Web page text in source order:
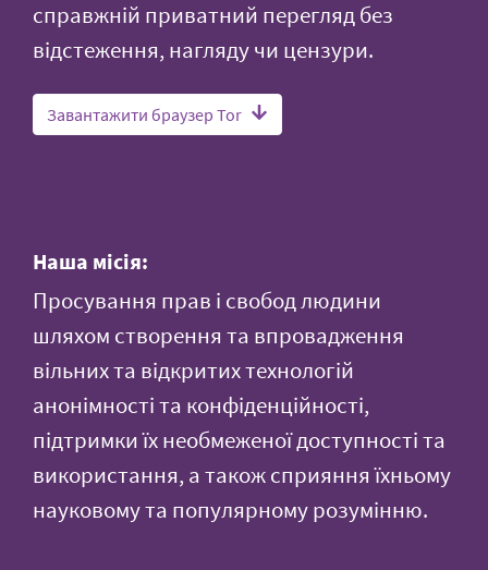
справжній приватний перегляд без
відстеження, нагляду чи цензури.
Завантажити браузер Tor
Наша місія:
Просування прав і свобод людини
шляхом створення та впровадження
вільних та відкритих технологій
анонімності та конфіденційності,
підтримки їх необмеженої доступності та
використання, а також сприяння їхньому
науковому та популярному розумінню.